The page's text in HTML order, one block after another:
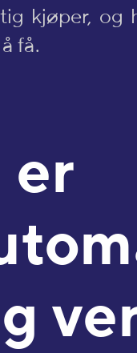
kjøper, og
få.